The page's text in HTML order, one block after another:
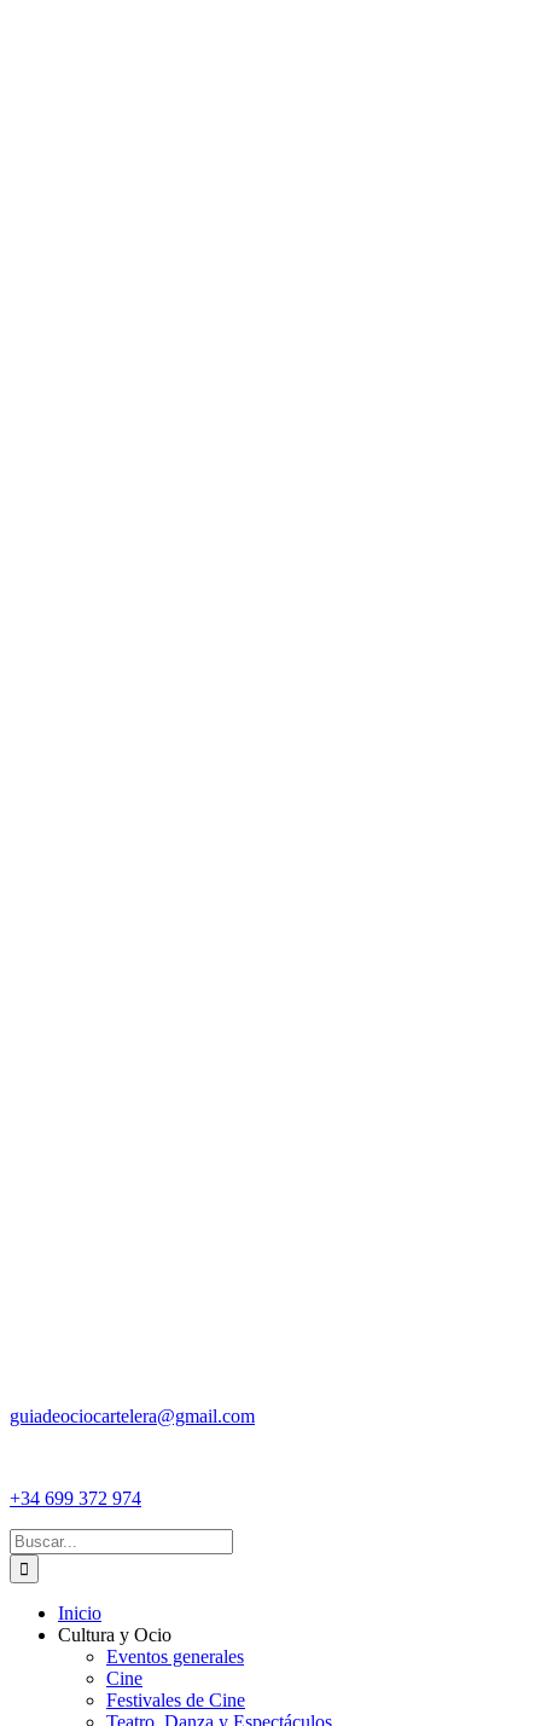
guiadeociocartelera@gmail.com
+34 699 372 974
Buscar:
Inicio
Cultura y Ocio
Eventos generales
Cine
Festivales de Cine
Teatro, Danza y Espectáculos